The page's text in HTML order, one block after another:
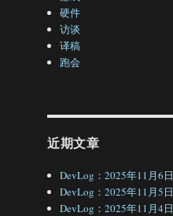
硬件
访谈
译稿
跑会
近期文章
DevLog：2025年11月6日
DevLog：2025年11月5日
DevLog：2025年11月4日